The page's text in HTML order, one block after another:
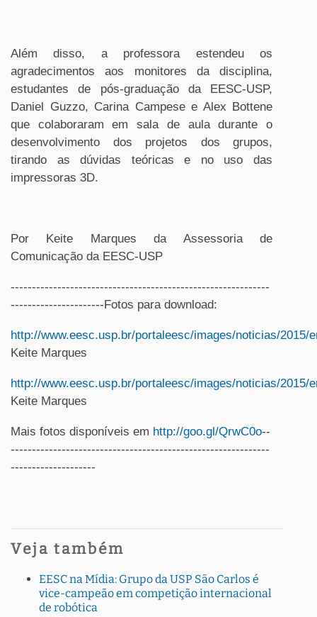
Além disso, a professora estendeu os
agradecimentos aos monitores da disciplina,
estudantes de pós-graduação da EESC-USP,
Daniel Guzzo, Carina Campese e Alex Bottene
que colaboraram em sala de aula durante o
desenvolvimento dos projetos dos grupos,
tirando as dúvidas teóricas e no uso das
impressoras 3D.
Por Keite Marques da Assessoria de
Comunicação da EESC-USP
-------------------------------------------------------------
----------------------Fotos para download:
http://www.eesc.usp.br/portaleesc/images/noticias/2015/
Keite Marques
http://www.eesc.usp.br/portaleesc/images/noticias/2015/
Keite Marques
Mais fotos disponíveis em http://goo.gl/QrwC0o--
-------------------------------------------------------------
--------------------
Veja também
EESC na Mídia: Grupo da USP São Carlos é
vice-campeão em competição internacional
de robótica